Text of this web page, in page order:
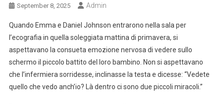
September 8, 2025 Admin
Quando Emma e Daniel Johnson entrarono nella sala per
l’ecografia in quella soleggiata mattina di primavera, si
aspettavano la consueta emozione nervosa di vedere sullo
schermo il piccolo battito del loro bambino. Non si aspettavano
che l’infermiera sorridesse, inclinasse la testa e dicesse: “Vedete
quello che vedo anch’io? Là dentro ci sono due piccoli miracoli.”